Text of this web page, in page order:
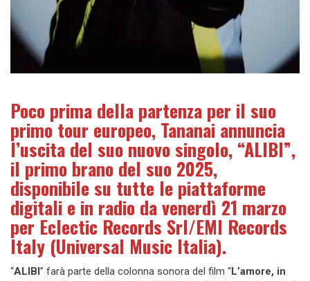
Poco prima della partenza per il suo
primo tour europeo, Tananai annuncia
l’uscita del suo nuovo singolo, “ALIBI”,
il primo brano del suo 2025,
disponibile su tutte le piattaforme
digitali e in radio da venerdì 21 marzo
per Eclectic Records Srl/EMI Records
Italy (Universal Music Italia).
“ALIBI” farà parte della colonna sonora del film “L’amore, in